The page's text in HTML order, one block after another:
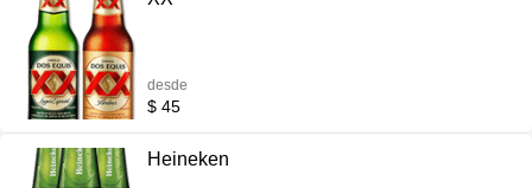
desde
$ 45
Heineken